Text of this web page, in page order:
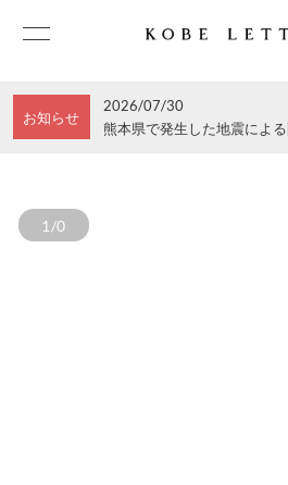
お知らせ
2026/07/30
熊本県で発生した地震によ
1/0